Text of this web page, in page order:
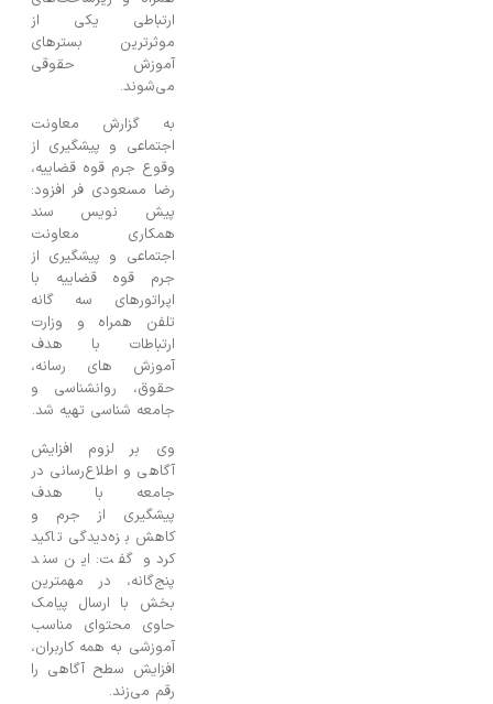
ارتباطی یکی از
موثرترین بسترهای
آموزش حقوقی
می‌شوند.
به گزارش معاونت
اجتماعی و پیشگیری از
وقوع جرم قوه قضاییه،
رضا مسعودی فر افزود:
پیش نویس سند
همکاری معاونت
اجتماعی و پیشگیری از
جرم قوه قضاییه با
اپراتورهای سه گانه
تلفن همراه و وزارت
ارتباطات با هدف
آموزش های رسانه،
حقوق، روانشناسی و
جامعه شناسی تهیه شد.
وی بر لزوم افزایش
آگاهی و اطلاع‌رسانی در
جامعه با هدف
پیشگیری از جرم و
کاهش بزه‌دیدگی تاکید
کرد و گفت: این سند
پنج‌گانه، در مهمترین
بخش با ارسال پیامک
حاوی محتوای مناسب
آموزشی به همه کاربران،
افزایش سطح آگاهی را
رقم می‌زند.